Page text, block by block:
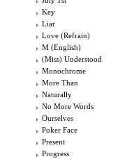
Key
Liar
Love (Refrain)
M (English)
(Miss) Understood
Monochrome
More Than
Naturally
No More Words
Ourselves
Poker Face
Present
Progress